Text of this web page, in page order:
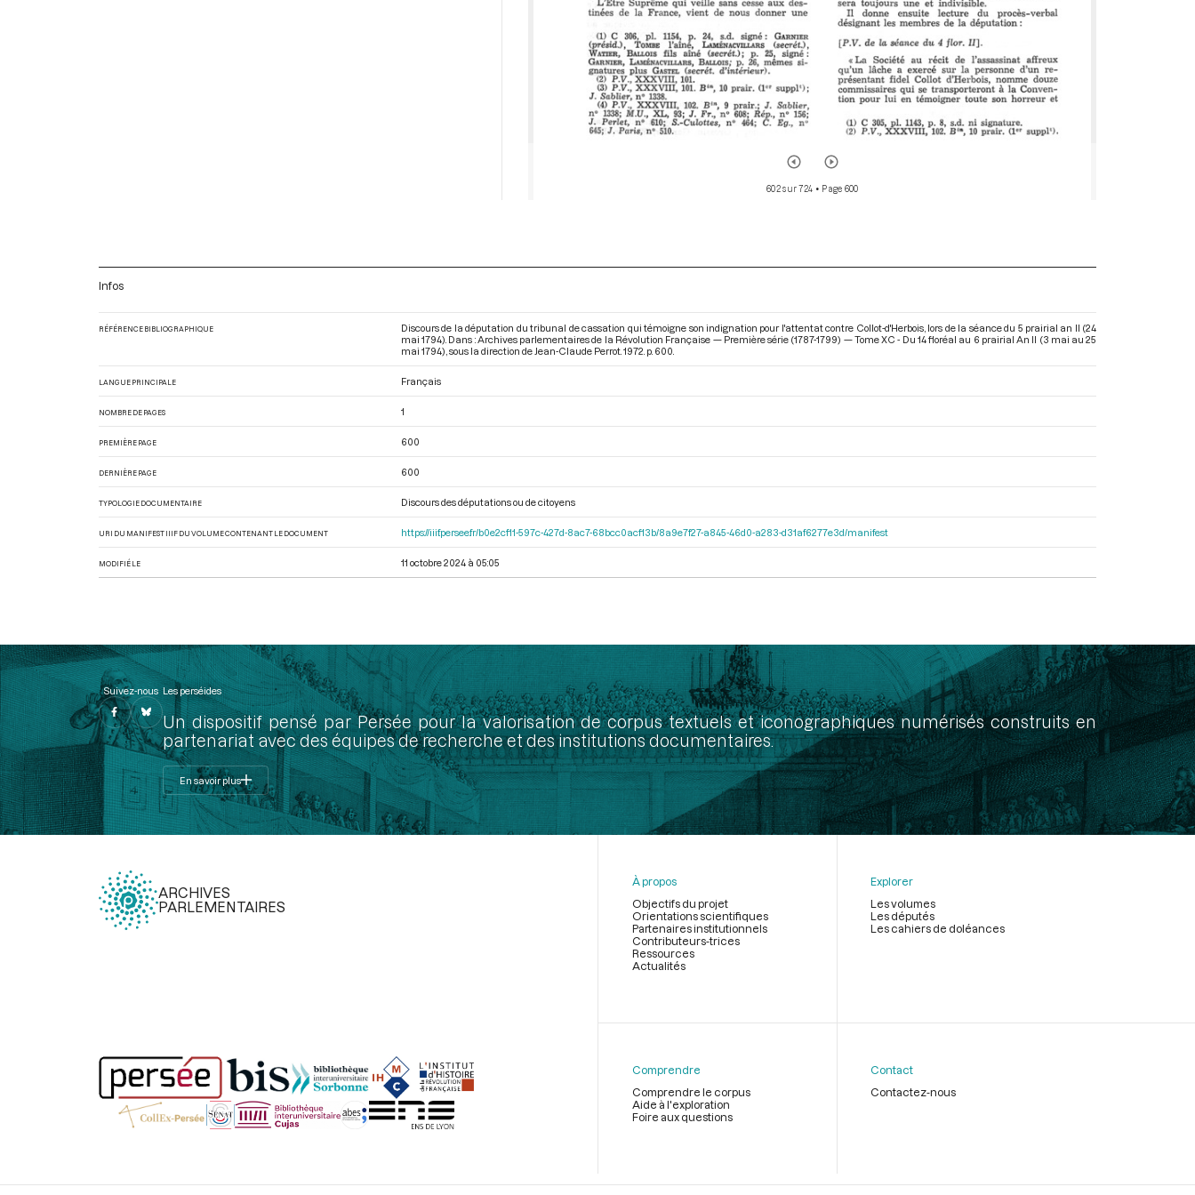
602 sur 724 • Page 600
Infos
RÉFÉRENCE BIBLIOGRAPHIQUE
Discours de la députation du tribunal de cassation qui témoigne son indignation pour l'attentat contre Collot-d'Herbois, lors de la séance du 5 prairial an II (24
mai 1794). Dans : Archives parlementaires de la Révolution Française — Première série (1787-1799) — Tome XC - Du 14 floréal au 6 prairial An II (3 mai au 25
mai 1794) , sous la direction de Jean-Claude Perrot. 1972. p. 600.
LANGUE PRINCIPALE Français
NOMBRE DE PAGES 1
PREMIÈRE PAGE 600
DERNIÈRE PAGE 600
TYPOLOGIE DOCUMENTAIRE Discours des députations ou de citoyens
URI DU MANIFEST IIIF DU VOLUME CONTENANT LE DOCUMENT https://iiif.persee.fr/b0e2cf11-597c-427d-8ac7-68bcc0acf13b/8a9e7f27-a845-46d0-a283-d31af6277e3d/manifest
MODIFIÉ LE 11 octobre 2024 à 05:05
Suivez-nous Les perséides
Un dispositif pensé par Persée pour la valorisation de corpus textuels et iconographiques numérisés construits en
partenariat avec des équipes de recherche et des institutions documentaires.
En savoir plus
ARCHIVES
PARLEMENTAIRES
page
À propos
Objectifs du projet
Orientations scientifiques
Partenaires institutionnels
Contributeurs-trices
Ressources
Actualités
Explorer
Les volumes
Les députés
Les cahiers de doléances
Comprendre
Comprendre le corpus
Aide à l'exploration
Foire aux questions
Contact
Contactez-nous
Légal